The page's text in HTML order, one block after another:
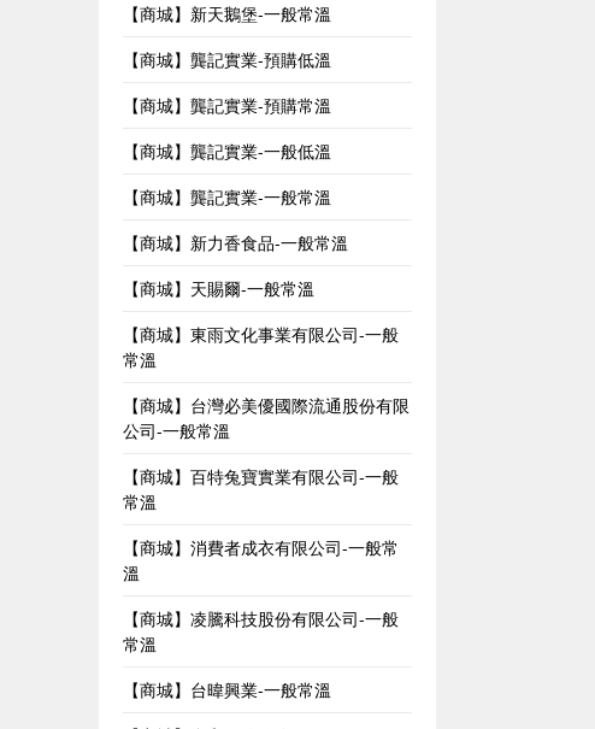
【商城】新天鵝堡-一般常溫
【商城】龔記實業-預購低溫
【商城】龔記實業-預購常溫
【商城】龔記實業-一般低溫
【商城】龔記實業-一般常溫
【商城】新力香食品-一般常溫
【商城】天賜爾-一般常溫
【商城】東雨文化事業有限公司-一般
常溫
【商城】台灣必美優國際流通股份有限
公司-一般常溫
【商城】百特兔寶實業有限公司-一般
常溫
【商城】消費者成衣有限公司-一般常
溫
【商城】凌騰科技股份有限公司-一般
常溫
【商城】台暐興業-一般常溫